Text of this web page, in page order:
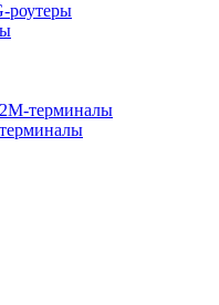
роутеры
терминалы